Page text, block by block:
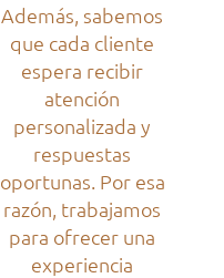
Además, sabemos
que cada cliente
espera recibir
atención
personalizada y
respuestas
oportunas. Por esa
razón, trabajamos
para ofrecer una
experiencia